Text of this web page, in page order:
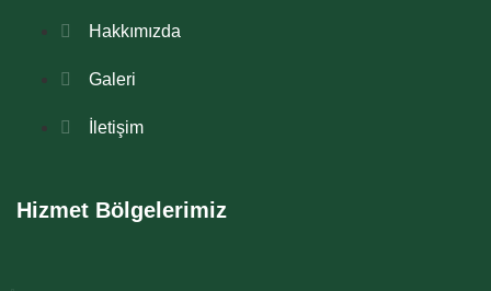
Hakkımızda
Galeri
İletişim
Hizmet Bölgelerimiz